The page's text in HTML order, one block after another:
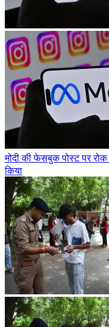
मोदी की फेसबुक पोस्ट पर
किया